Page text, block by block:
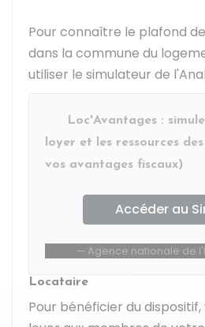
Pour connaître le plafond
dans la commune du
utiliser le simulateur de
Loc'Avantages :
loyer et les ressources
vos avantages fiscaux)
Accéder au
Agence nationale de
Locataire
Pour bénéficier du